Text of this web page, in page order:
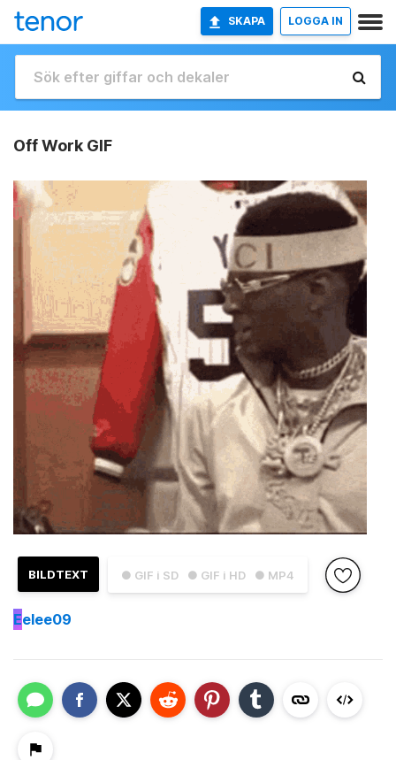
SKAPA LOGGA IN
Off Work GIF
● GIF i SD ● GIF i HD ● MP4
BILDTEXT
Eelee09